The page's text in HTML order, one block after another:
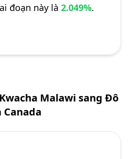
đoạn này là 2.049%.
Malawi sang Đô
Canada